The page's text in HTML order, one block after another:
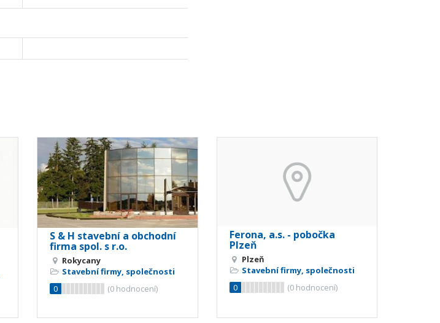
S & H stavební a obchodní
firma spol. s r.o.
Rokycany
Stavební firmy, společnosti
0
(0 hodnocení)
Ferona, a.s. - pobočka
Plzeň
Plzeň
Stavební firmy, společnosti
0
(0hodnocení)